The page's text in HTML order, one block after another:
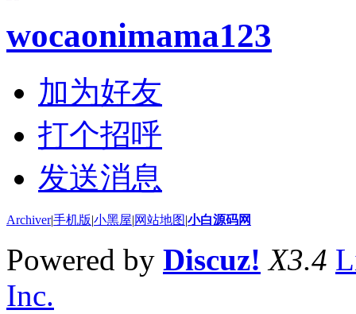
wocaonimama123
加为好友
打个招呼
发送消息
Archiver|手机版|小黑屋|网站地图|小白源码网
Powered by Discuz! X3.4
Inc.